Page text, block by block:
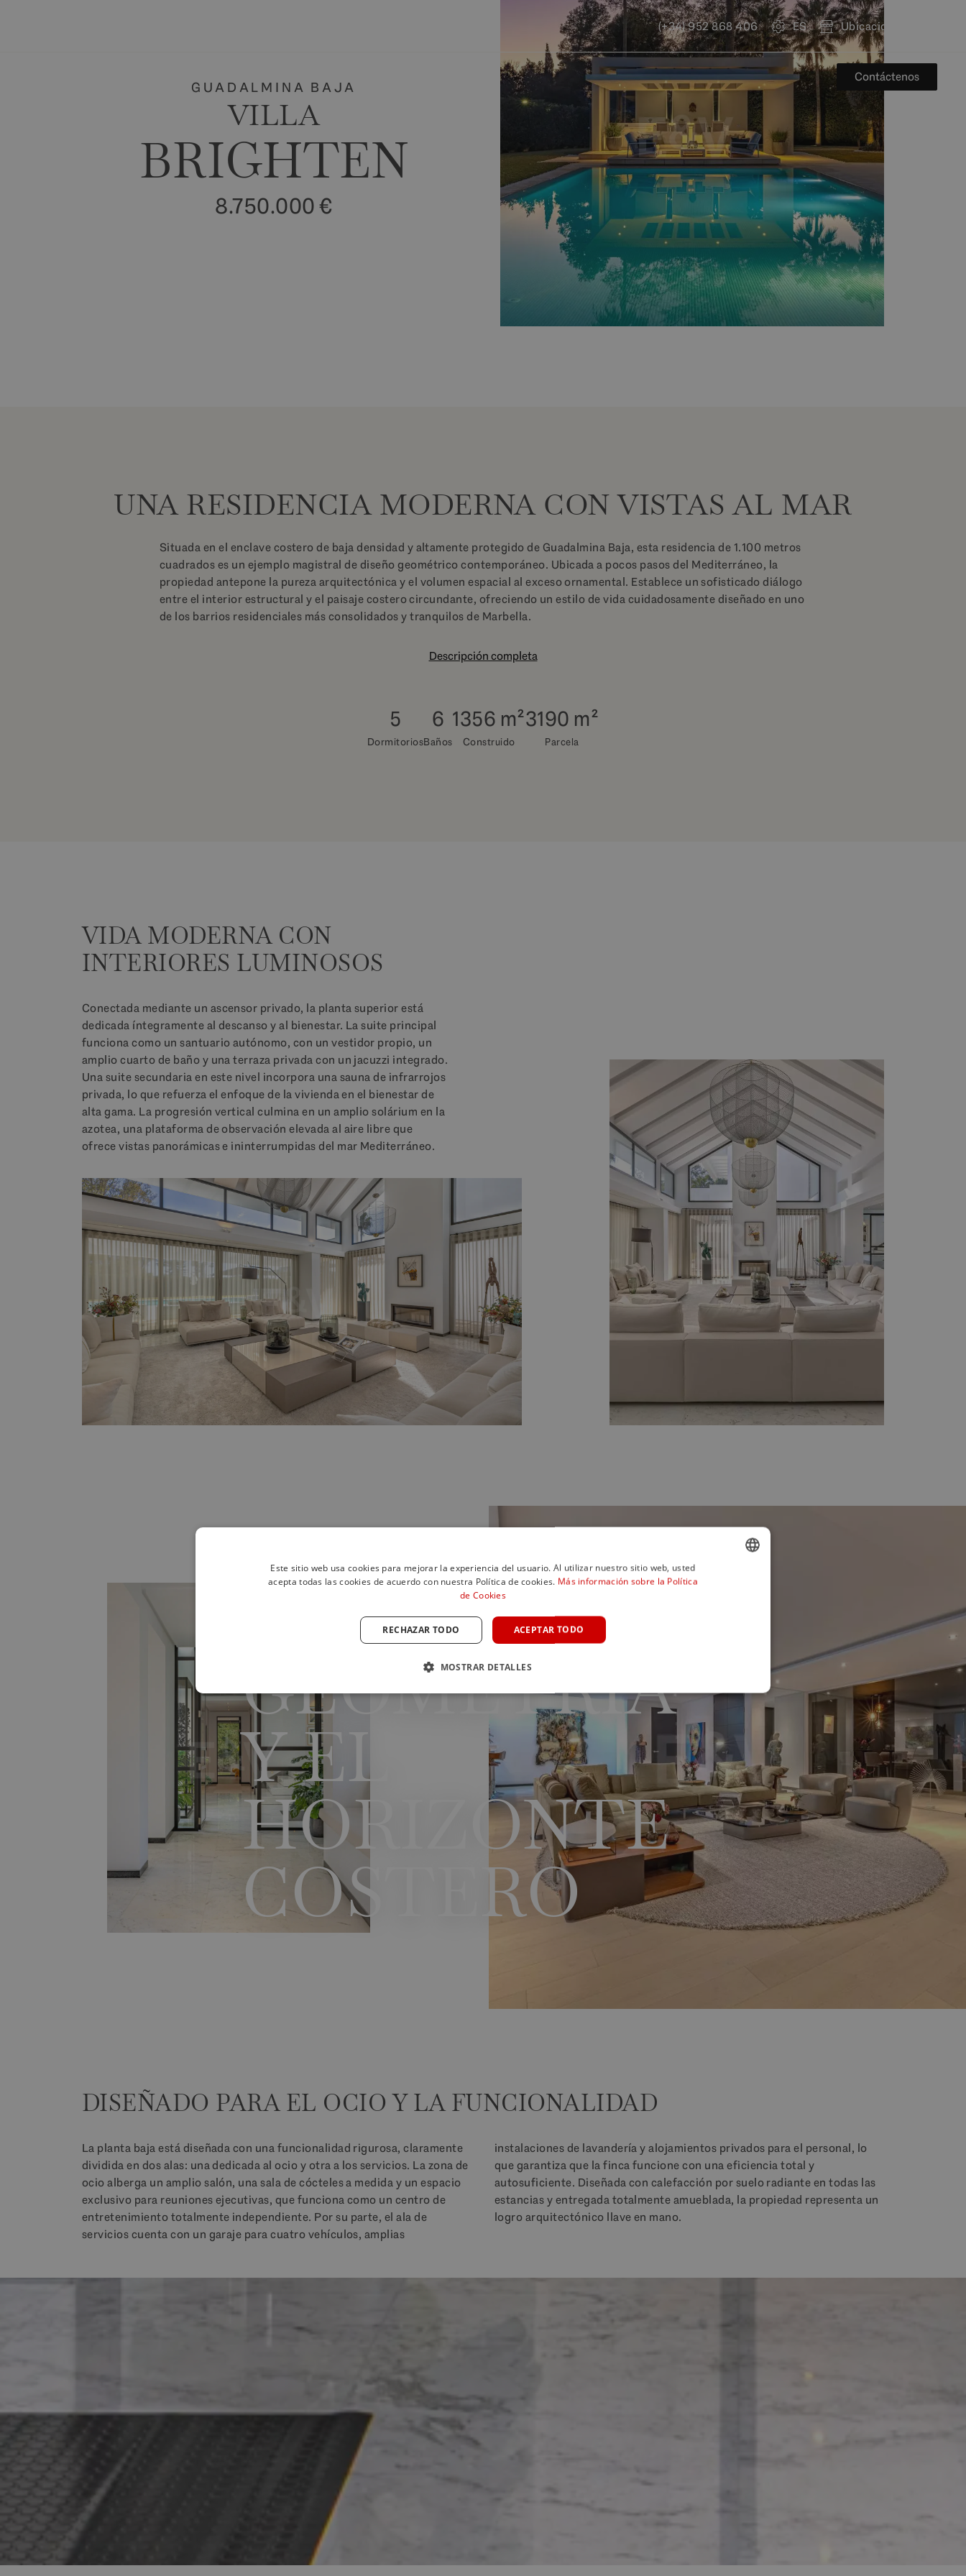
(+34) 952 868 406 ES Ubicaciones
Contáctenos
GUADALMINA BAJA
VILLA
BRIGHTEN
8.750.000 €
UNA RESIDENCIA MODERNA CON VISTAS AL MAR
Situada en el enclave costero de baja densidad y altamente protegido de Guadalmina Baja, esta residencia de 1.100 metros
cuadrados es un ejemplo magistral de diseño geométrico contemporáneo. Ubicada a pocos pasos del Mediterráneo, la
propiedad antepone la pureza arquitectónica y el volumen espacial al exceso ornamental. Establece un sofisticado diálogo
entre el interior estructural y el paisaje costero circundante, ofreciendo un estilo de vida cuidadosamente diseñado en uno
de los barrios residenciales más consolidados y tranquilos de Marbella.
Descripción completa
5
Dormitorios
6
Baños
1356 m²
Construido
3190 m²
Parcela
VIDA MODERNA CON
INTERIORES LUMINOSOS
Conectada mediante un ascensor privado, la planta superior está
dedicada íntegramente al descanso y al bienestar. La suite principal
funciona como un santuario autónomo, con un vestidor propio, un
amplio cuarto de baño y una terraza privada con un jacuzzi integrado.
Una suite secundaria en este nivel incorpora una sauna de infrarrojos
privada, lo que refuerza el enfoque de la vivienda en el bienestar de
alta gama. La progresión vertical culmina en un amplio solárium en la
azotea, una plataforma de observación elevada al aire libre que
ofrece vistas panorámicas e ininterrumpidas del mar Mediterráneo.
VOLUMEN.
GEOMETRÍA
Y EL
HORIZONTE
COSTERO
DISEÑADO PARA EL OCIO Y LA FUNCIONALIDAD
La planta baja está diseñada con una funcionalidad rigurosa, claramente
dividida en dos alas: una dedicada al ocio y otra a los servicios. La zona de
ocio alberga un amplio salón, una sala de cócteles a medida y un espacio
exclusivo para reuniones ejecutivas, que funciona como un centro de
entretenimiento totalmente independiente. Por su parte, el ala de
servicios cuenta con un garaje para cuatro vehículos, amplias
instalaciones de lavandería y alojamientos privados para el personal, lo
que garantiza que la finca funcione con una eficiencia total y
autosuficiente. Diseñada con calefacción por suelo radiante en todas las
estancias y entregada totalmente amueblada, la propiedad representa un
logro arquitectónico llave en mano.
Este sitio web usa cookies para mejorar la experiencia del usuario. Al utilizar nuestro sitio web, usted
acepta todas las cookies de acuerdo con nuestra Política de cookies. Más información sobre la Política
de Cookies
ACEPTAR TODO
RECHAZAR TODO
MOSTRAR DETALLES